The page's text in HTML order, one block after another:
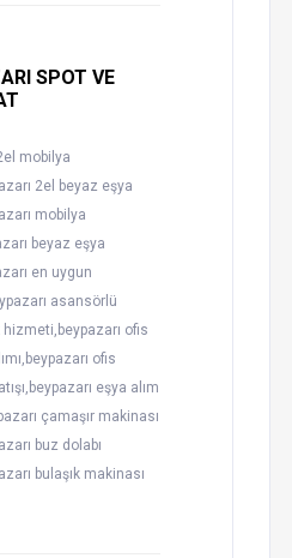
SPOT VE
mobilya
2el beyaz eşya
mobilya
beyaz eşya
en uygun
asansörlü
hizmeti,beypazarı ofis
ofis
eşya alım
çamaşır makinası
buz dolabı
bulaşık makinası